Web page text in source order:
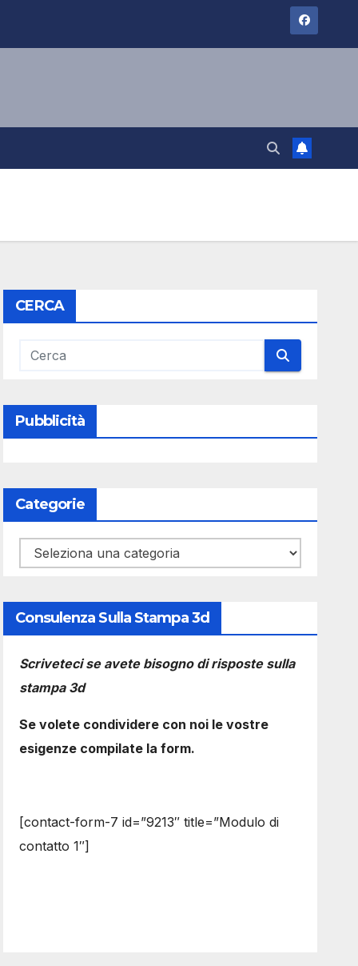
CERCA
Pubblicità
Categorie
Categorie
Consulenza Sulla Stampa 3d
Scriveteci se avete bisogno di risposte sulla
stampa 3d
Se volete condividere con noi le vostre
esigenze compilate la form.
[contact-form-7 id=”9213″ title=”Modulo di
contatto 1″]